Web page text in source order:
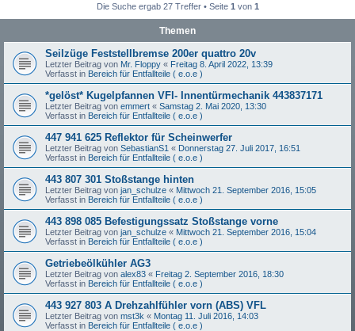
Die Suche ergab 27 Treffer • Seite 1 von 1
Themen
Seilzüge Feststellbremse 200er quattro 20v
Letzter Beitrag von Mr. Floppy « Freitag 8. April 2022, 13:39
Verfasst in Bereich für Entfallteile ( e.o.e )
*gelöst* Kugelpfannen VFl- Innentürmechanik 443837171
Letzter Beitrag von emmert « Samstag 2. Mai 2020, 13:30
Verfasst in Bereich für Entfallteile ( e.o.e )
447 941 625 Reflektor für Scheinwerfer
Letzter Beitrag von SebastianS1 « Donnerstag 27. Juli 2017, 16:51
Verfasst in Bereich für Entfallteile ( e.o.e )
443 807 301 Stoßstange hinten
Letzter Beitrag von jan_schulze « Mittwoch 21. September 2016, 15:05
Verfasst in Bereich für Entfallteile ( e.o.e )
443 898 085 Befestigungssatz Stoßstange vorne
Letzter Beitrag von jan_schulze « Mittwoch 21. September 2016, 15:04
Verfasst in Bereich für Entfallteile ( e.o.e )
Getriebeölkühler AG3
Letzter Beitrag von alex83 « Freitag 2. September 2016, 18:30
Verfasst in Bereich für Entfallteile ( e.o.e )
443 927 803 A Drehzahlfühler vorn (ABS) VFL
Letzter Beitrag von mst3k « Montag 11. Juli 2016, 14:03
Verfasst in Bereich für Entfallteile ( e.o.e )